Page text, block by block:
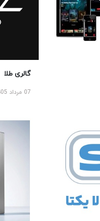
گالری طلا
07 مرداد 1405